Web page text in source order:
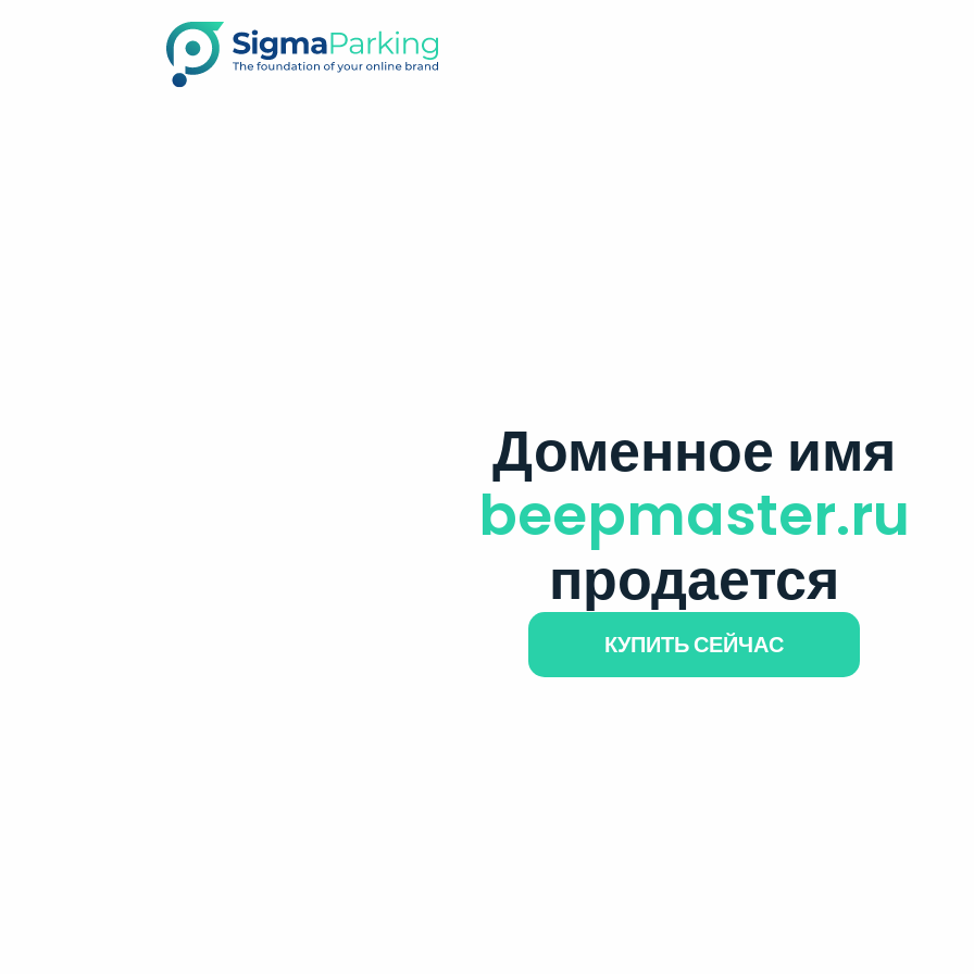
Доменное имя
beepmaster.ru
продается
КУПИТЬ СЕЙЧАС